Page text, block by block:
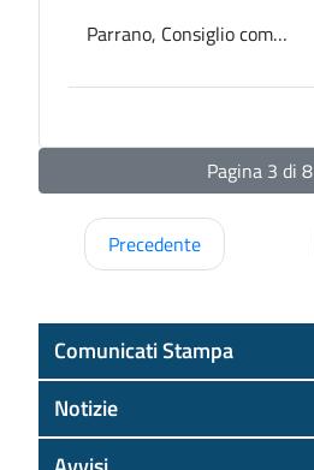
Parrano, Consiglio comunale vota odg contro invasione Ucraina
Pagina 3 di 8
Precedente
Comunicati Stampa
Notizie